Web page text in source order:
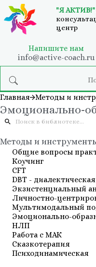
"Я АКТИВ!"
центр
Напишите нам
info@active-coach.ru
Главная Методы и
Эмоционально-
Методы и
Общие вопросы
Коучинг
СFT
DBT -
Экзистенциальный
Личностно-
Мультимодальный
Эмоционально-
НЛП
Работа с МАК
Сказкотерапия
Психодинамическая